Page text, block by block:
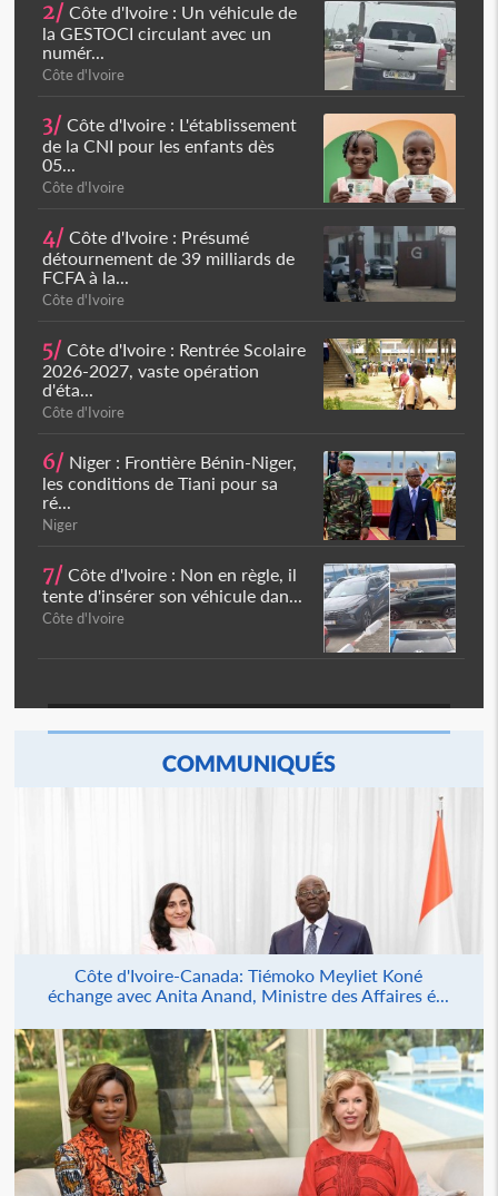
2/ Côte d'Ivoire : Un véhicule de
la GESTOCI circulant avec un
numér...
Côte d'Ivoire
3/ Côte d'Ivoire : L'établissement
de la CNI pour les enfants dès
05...
Côte d'Ivoire
4/ Côte d'Ivoire : Présumé
détournement de 39 milliards de
FCFA à la...
Côte d'Ivoire
5/ Côte d'Ivoire : Rentrée Scolaire
2026-2027, vaste opération
d'éta...
Côte d'Ivoire
6/ Niger : Frontière Bénin-Niger,
les conditions de Tiani pour sa
ré...
Niger
7/ Côte d'Ivoire : Non en règle, il
tente d'insérer son véhicule dan...
Côte d'Ivoire
COMMUNIQUÉS
Côte d'Ivoire-Canada: Tiémoko Meyliet Koné
échange avec Anita Anand, Ministre des Affaires é...